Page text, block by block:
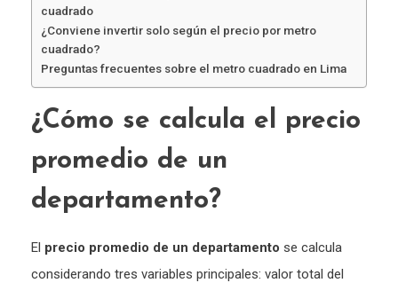
cuadrado
¿Conviene invertir solo según el precio por metro
cuadrado?
Preguntas frecuentes sobre el metro cuadrado en Lima
¿Cómo se calcula el precio
promedio de un
departamento?
El precio promedio de un departamento se calcula
considerando tres variables principales: valor total del